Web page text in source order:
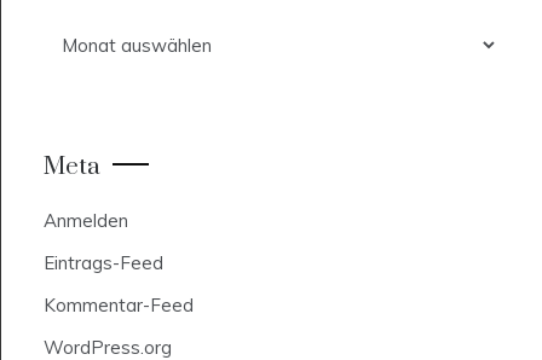
Meta
Anmelden
Eintrags-Feed
Kommentar-Feed
WordPress.org